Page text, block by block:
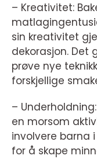
– Kreativitet:
sin kreativitet
dekorasjon. Det
prøve nye
forskjellige
–
en morsom
involvere barna
for å skape